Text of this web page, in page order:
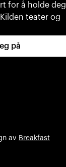
for å holde deg
teater og
på
av Breakfast